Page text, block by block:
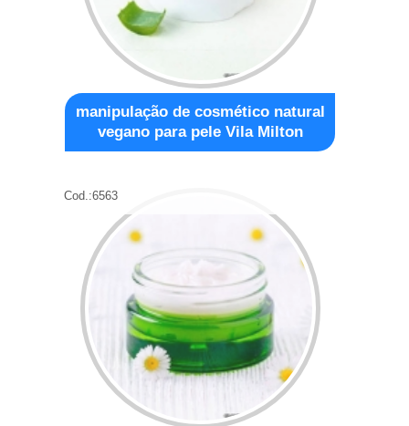
manipulação de cosmético natural
vegano para pele Vila Milton
Cod.:6563